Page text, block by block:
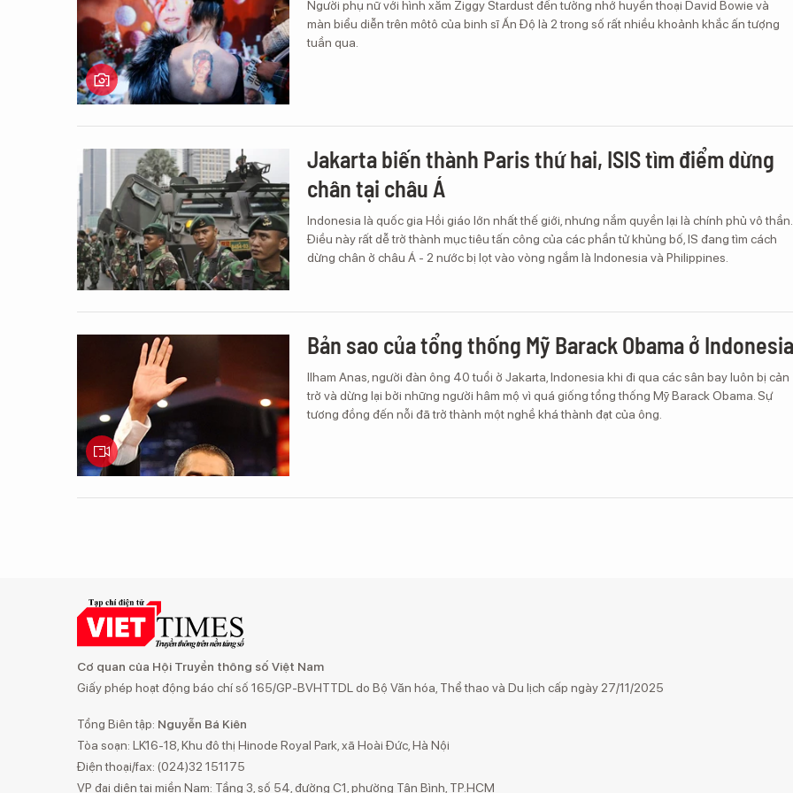
Người phụ nữ với hình xăm Ziggy Stardust đến tưởng nhớ huyền thoại David Bowie và
màn biểu diễn trên môtô của binh sĩ Ấn Độ là 2 trong số rất nhiều khoảnh khắc ấn tượng
tuần qua.
Jakarta biến thành Paris thứ hai, ISIS tìm điểm dừng
chân tại châu Á
Indonesia là quốc gia Hồi giáo lớn nhất thế giới, nhưng nắm quyền lại là chính phủ vô thần.
Điều này rất dễ trở thành mục tiêu tấn công của các phần tử khủng bố, IS đang tìm cách
dừng chân ở châu Á - 2 nước bị lọt vào vòng ngắm là Indonesia và Philippines.
Bản sao của tổng thống Mỹ Barack Obama ở Indonesia
Ilham Anas, người đàn ông 40 tuổi ở Jakarta, Indonesia khi đi qua các sân bay luôn bị cản
trở và dừng lại bởi những người hâm mộ vì quá giống tổng thống Mỹ Barack Obama. Sự
tương đồng đến nỗi đã trở thành một nghề khá thành đạt của ông.
Cơ quan của Hội Truyền thông số Việt Nam
Giấy phép hoạt động báo chí số 165/GP-BVHTTDL do Bộ Văn hóa, Thể thao và Du lịch cấp ngày 27/11/2025
Tổng Biên tập: Nguyễn Bá Kiên
Tòa soạn: LK16-18, Khu đô thị Hinode Royal Park, xã Hoài Đức, Hà Nội
Điện thoại/fax: (024)32 151175
VP đại diện tại miền Nam: Tầng 3, số 54, đường C1, phường Tân Bình, TP.HCM